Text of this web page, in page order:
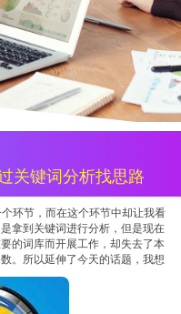
关键词分析找思路
环节，而在这个环节中却让我看
拿到关键词进行分析，但是现在
的词库而开展工作，却失去了本
。所以延伸了今天的话题，我想